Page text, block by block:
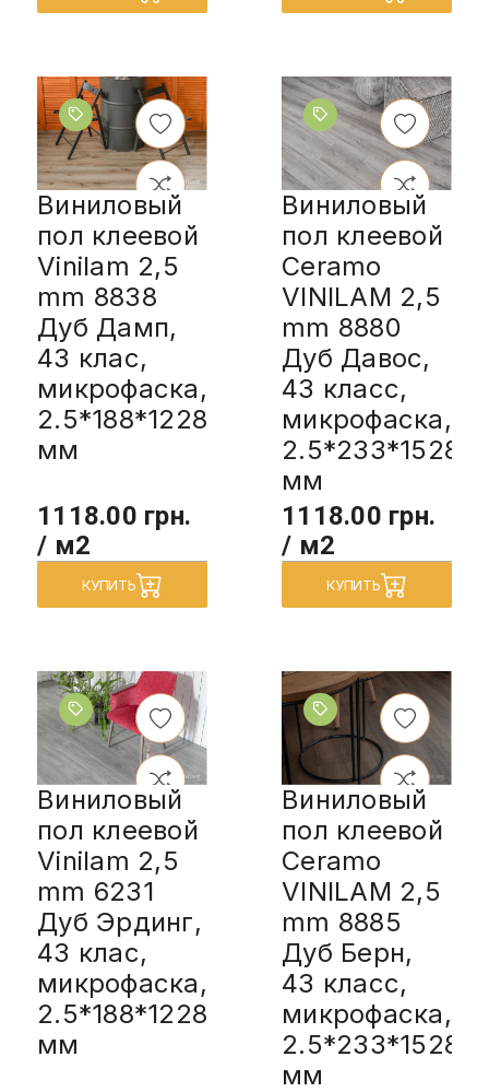
Виниловый
пол клеевой
Vinilam 2,5
mm 8838
Дуб Дамп,
43 клас,
микрофаска,
2.5*188*1228
мм
1118.00 грн.
/ м2
КУПИТЬ
Виниловый
пол клеевой
Ceramo
VINILAM 2,5
mm 8880
Дуб Давос,
43 класс,
микрофаска,
2.5*233*1528
мм
1118.00 грн.
/ м2
КУПИТЬ
Виниловый
пол клеевой
Vinilam 2,5
mm 6231
Дуб Эрдинг,
43 клас,
микрофаска,
2.5*188*1228
мм
Виниловый
пол клеевой
Ceramo
VINILAM 2,5
mm 8885
Дуб Берн,
43 класс,
микрофаска,
2.5*233*1528
мм